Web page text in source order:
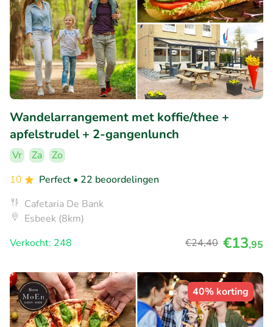
Wandelarrangement met koffie/thee +
apfelstrudel + 2-gangenlunch
Vr Za
Zo
10
Perfect • 22 beoordelingen
Cafetaria De Bank
Esbeek (8km)
Verkocht: 248
€24,40 €13,95
40% korting